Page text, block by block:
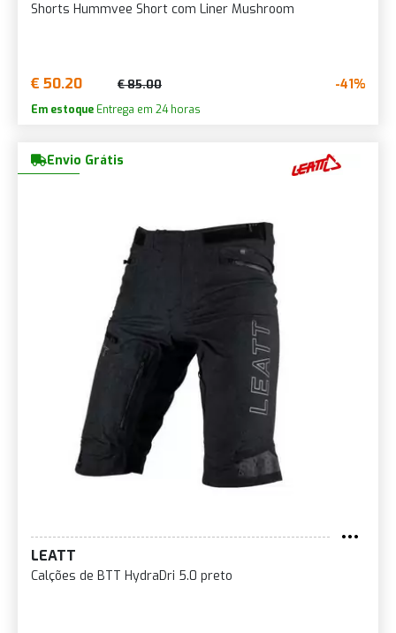
Shorts Hummvee Short com Liner Mushroom
€ 50.20 € 85.00 -41%
Em estoque Entrega em 24 horas
Envio Grátis
LEATT
Calções de BTT HydraDri 5.0 preto